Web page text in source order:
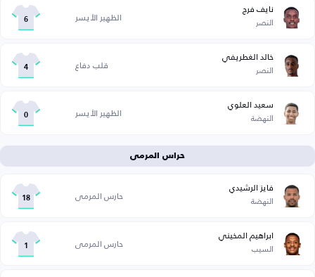
نايف فرج
النصر الظهير الأيسر 6
خالد الغطريفي
النصر قلب دفاع 4
سعيد العلوي
النهضة الظهير الأيسر 0
حراس المرمى
فايز الرشيدي
النهضة حارس المرمى 18
ابراهيم المخيني
السيب حارس المرمى 1